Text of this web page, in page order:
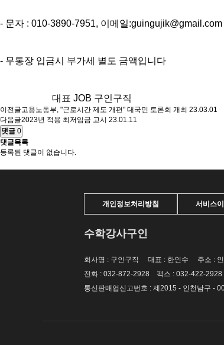
- 문자 : 010-3890-7951, 이메일:guingujik@gmail.com
- 무통장 입금시 부가세 별도 금액입니다
대표 JOB 구인구직
이전글고용노동부, "근로시간 제도 개편" 대국민 토론회 개최 23.03.01
다음글2023년 적용 최저임금 고시 23.01.11
댓글 0
댓글목록
등록된 댓글이 없습니다.
개인정보처리방침 서비스
수학강사구인
회사명 : 구인구직 대표 : 한인수 주소 : 인
전화 : 032-872-2928 팩스 : 032-422-
통신판매업신고번호 : 제2015 - 인천남구 -